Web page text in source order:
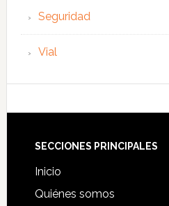
Seguridad
Vial
Footer
SECCIONES PRINCIPALES
Inicio
Quiénes somos